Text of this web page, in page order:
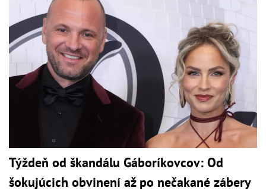
Týždeň od škandálu Gáboríkovcov: Od
šokujúcich obvinení až po nečakané zábery